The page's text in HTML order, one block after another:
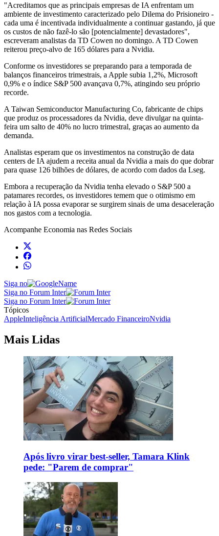
"Acreditamos que as principais empresas de IA enfrentam um
ambiente de investimento caracterizado pelo Dilema do Prisioneiro -
cada uma é incentivada individualmente a continuar gastando, já que
os custos de não fazê-lo são [potencialmente] devastadores",
escreveram analistas da TD Cowen no domingo. A TD Cowen
reiterou preço-alvo de 165 dólares para a Nvidia.
Conforme os investidores se preparando para a temporada de
balanços financeiros trimestrais, a Apple subia 1,2%, Microsoft
0,9% e o índice S&P 500 avançava 0,7%, atingindo seu próprio
recorde.
A Taiwan Semiconductor Manufacturing Co, fabricante de chips
que produz os processadores da Nvidia, deve divulgar na quinta-
feira um salto de 40% no lucro trimestral, graças ao aumento da
demanda.
Analistas esperam que os investimentos na construção de data
centers de IA ajudem a receita anual da Nvidia a mais do que dobrar
para quase 126 bilhões de dólares, de acordo com dados da Lseg.
Embora a recuperação da Nvidia tenha elevado o S&P 500 a
patamares recordes, os investidores temem que o otimismo em
relação à IA possa evaporar se surgirem sinais de uma desaceleração
nos gastos com a tecnologia.
Acompanhe Economia nas Redes Sociais
Siga no
Siga no Forum Inter
Siga no Forum Inter
Tópicos
AppleInteligência ArtificialMercado FinanceiroNvidia
Mais Lidas
Após livro virar best-seller, Tamara Klink
pede: "Parem de comprar"